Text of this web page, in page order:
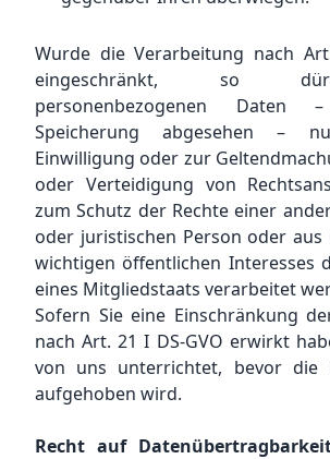
Wurde die Verarbeitung nach
eingeschränkt, so
personenbezogenen
Speicherung abgesehen –
Einwilligung oder zur
oder Verteidigung von
zum Schutz der Rechte einer
oder juristischen Person oder aus
wichtigen öffentlichen Interesses
eines Mitgliedstaats verarbeitet
Sofern Sie eine Einschränkung
nach Art. 21 I DS-GVO erwirkt
von uns unterrichtet, bevor die
aufgehoben wird.
Recht auf